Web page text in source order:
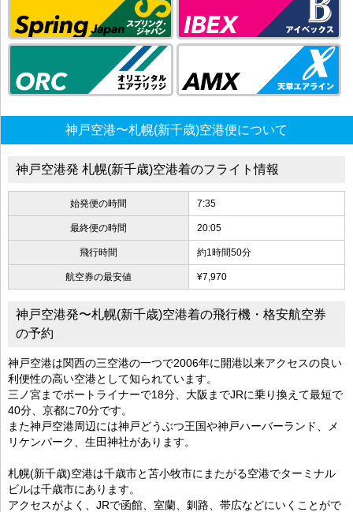
神戸空港〜札幌(新千歳)空港便について
神戸空港発 札幌(新千歳)空港着のフライト情報
始発便の時間 7:35
最終便の時間 20:05
飛行時間 約1時間50分
航空券の最安値 ¥7,970
神戸空港発〜札幌(新千歳)空港着の飛行機・格安航空券
の予約
神戸空港は関西の三空港の一つで2006年に開港以来アクセスの良い
利便性の高い空港として知られています。
三ノ宮までポートライナーで18分、大阪までJRに乗り換えて最短で
40分、京都に70分です。
また神戸空港周辺には神戸どうぶつ王国や神戸ハーバーランド、メ
リケンパーク、生田神社があります。
札幌(新千歳)空港は千歳市と苫小牧市にまたがる空港でターミナル
ビルは千歳市にあります。
アクセスがよく、JRで函館、室蘭、釧路、帯広などにいくことがで